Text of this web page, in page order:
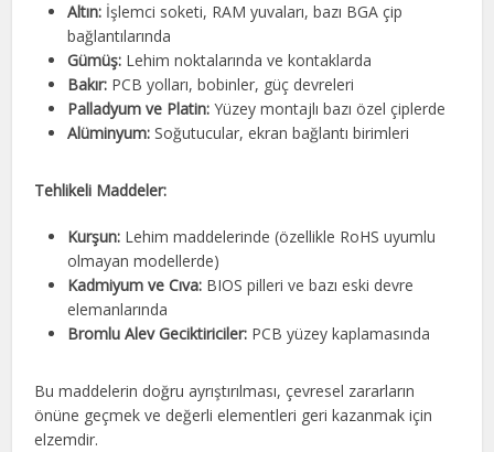
Altın: İşlemci soketi, RAM yuvaları, bazı BGA çip
bağlantılarında
Gümüş: Lehim noktalarında ve kontaklarda
Bakır: PCB yolları, bobinler, güç devreleri
Palladyum ve Platin: Yüzey montajlı bazı özel çiplerde
Alüminyum: Soğutucular, ekran bağlantı birimleri
Tehlikeli Maddeler:
Kurşun: Lehim maddelerinde (özellikle RoHS uyumlu
olmayan modellerde)
Kadmiyum ve Cıva: BIOS pilleri ve bazı eski devre
elemanlarında
Bromlu Alev Geciktiriciler: PCB yüzey kaplamasında
Bu maddelerin doğru ayrıştırılması, çevresel zararların
önüne geçmek ve değerli elementleri geri kazanmak için
elzemdir.